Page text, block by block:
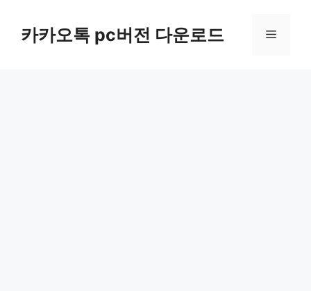
카카오톡 pc버전 다운로드 메